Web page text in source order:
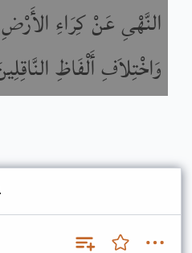
النَّهْىِ عَنْ كِرَاءِ الأَرْضِ
وَاخْتِلاَفِ أَلْفَاظِ